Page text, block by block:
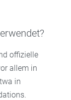
offizielle
allem in
in